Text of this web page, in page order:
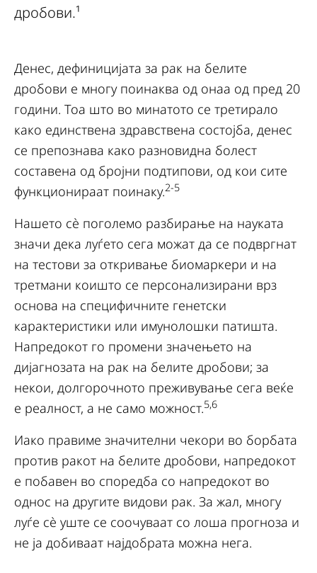
дробови.¹
Денес, дефиницијата за рак на белите
дробови е многу поинаква од онаа од пред 20
години. Тоа што во минатото се третирало
како единствена здравствена состојба, денес
се препознава како разновидна болест
составена од бројни подтипови, од кои сите
функционираат поинаку.2-5
Нашето сè поголемо разбирање на науката
значи дека луѓето сега можат да се подвргнат
на тестови за откривање биомаркери и на
третмани коишто се персонализирани врз
основа на специфичните генетски
карактеристики или имунолошки патишта.
Напредокот го промени значењето на
дијагнозата на рак на белите дробови; за
некои, долгорочното преживување сега веќе
е реалност, а не само можност.5,6
Иако правиме значителни чекори во борбата
против ракот на белите дробови, напредокот
е побавен во споредба со напредокот во
однос на другите видови рак. За жал, многу
луѓе сè уште се соочуваат со лоша прогноза и
не ја добиваат најдобрата можна нега.